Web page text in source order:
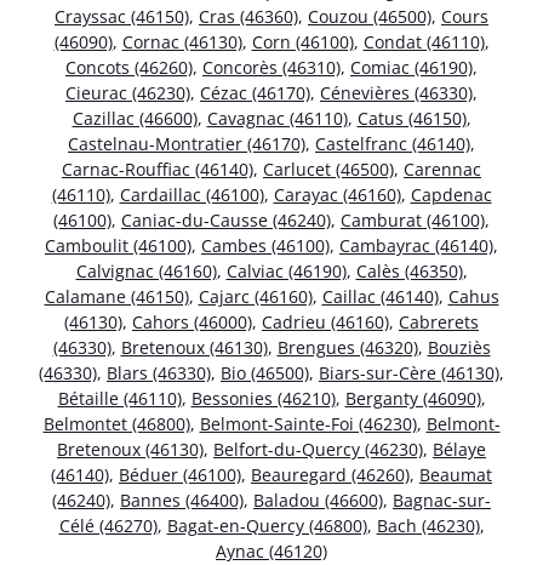
Crayssac (46150), Cras (46360), Couzou (46500), Cours
(46090), Cornac (46130), Corn (46100), Condat (46110),
Concots (46260), Concorès (46310), Comiac (46190),
Cieurac (46230), Cézac (46170), Cénevières (46330),
Cazillac (46600), Cavagnac (46110), Catus (46150),
Castelnau-Montratier (46170), Castelfranc (46140),
Carnac-Rouffiac (46140), Carlucet (46500), Carennac
(46110), Cardaillac (46100), Carayac (46160), Capdenac
(46100), Caniac-du-Causse (46240), Camburat (46100),
Camboulit (46100), Cambes (46100), Cambayrac (46140),
Calvignac (46160), Calviac (46190), Calès (46350),
Calamane (46150), Cajarc (46160), Caillac (46140), Cahus
(46130), Cahors (46000), Cadrieu (46160), Cabrerets
(46330), Bretenoux (46130), Brengues (46320), Bouziès
(46330), Blars (46330), Bio (46500), Biars-sur-Cère (46130),
Bétaille (46110), Bessonies (46210), Berganty (46090),
Belmontet (46800), Belmont-Sainte-Foi (46230), Belmont-
Bretenoux (46130), Belfort-du-Quercy (46230), Bélaye
(46140), Béduer (46100), Beauregard (46260), Beaumat
(46240), Bannes (46400), Baladou (46600), Bagnac-sur-
Célé (46270), Bagat-en-Quercy (46800), Bach (46230),
Aynac (46120)